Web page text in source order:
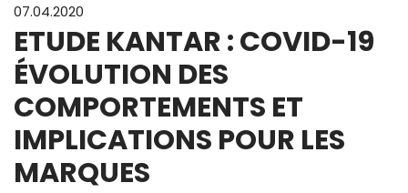
07.04.2020
ETUDE KANTAR : COVID-19
ÉVOLUTION DES
COMPORTEMENTS ET
IMPLICATIONS POUR LES
MARQUES